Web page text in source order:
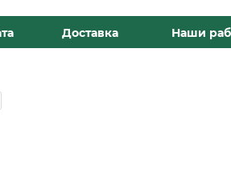
Доставка Наши